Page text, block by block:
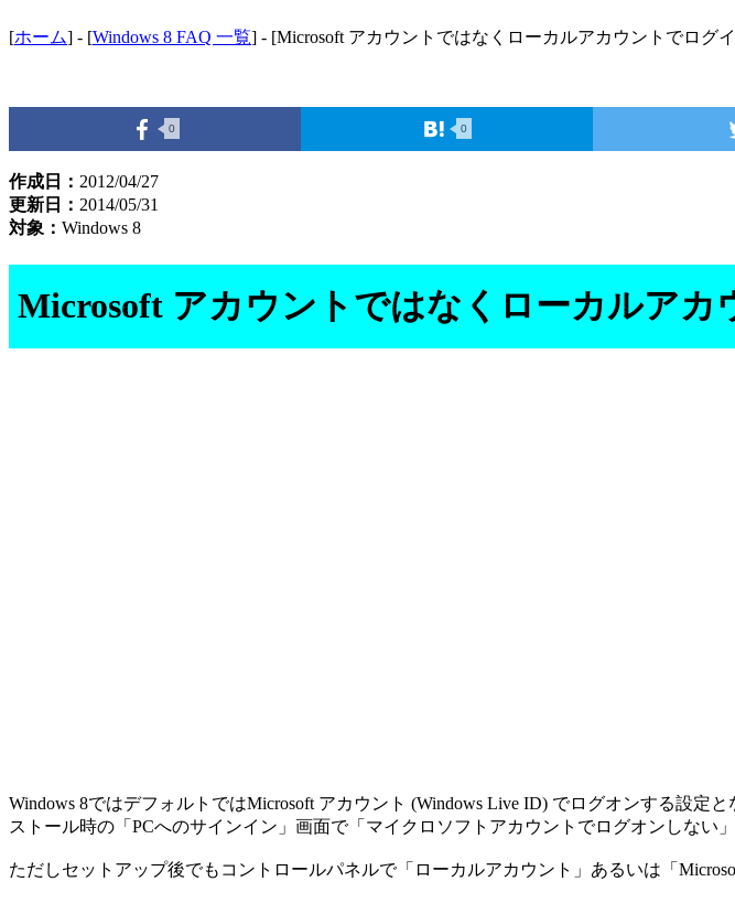
[ホーム] - [Windows 8 FAQ 一覧] - [Microsoft アカウントではなくローカルアカウントでログ
0 0
作成日： 2012/04/27
更新日： 2014/05/31
対象： Windows 8
Microsoft アカウントではなくローカルアカ
Windows 8ではデフォルトではMicrosoft アカウント (Windows Live ID) でログオンする設定
ストール時の「PCへのサインイン」画面で「マイクロソフトアカウントでログオンしない」
ただしセットアップ後でもコントロールパネルで「ローカルアカウント」あるいは「